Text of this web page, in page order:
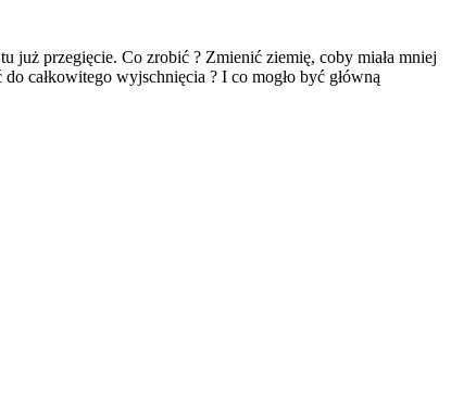
już przegięcie. Co zrobić ? Zmienić ziemię, coby miała mniej
całkowitego wyjschnięcia ? I co mogło być główną